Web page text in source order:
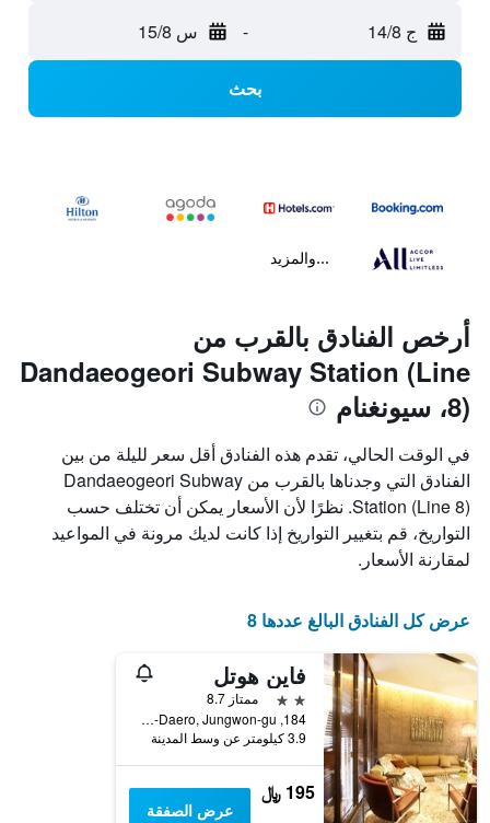
ج 14/8 - س 15/8
بحث
...والمزيد
أرخص الفنادق بالقرب من
Dandaeogeori Subway Station (Line
8)، سيونغنام
في الوقت الحالي، تقدم هذه الفنادق أقل سعر لليلة من بين
الفنادق التي وجدناها بالقرب من Dandaeogeori Subway
Station (Line 8). نظرًا لأن الأسعار يمكن أن تختلف حسب
التواريخ، قم بتغيير التواريخ إذا كانت لديك مرونة في المواعيد
لمقارنة الأسعار.
عرض كل الفنادق البالغ عددها 8
فاين هوتل
2 نجمتين
ممتاز 8.7
184, Sanseong-Daero, Jungwon-gu, سيونغنام, كوريا الجنوبية
3.9 كيلومتر عن وسط المدينة
195 ﷼
عرض الصفقة